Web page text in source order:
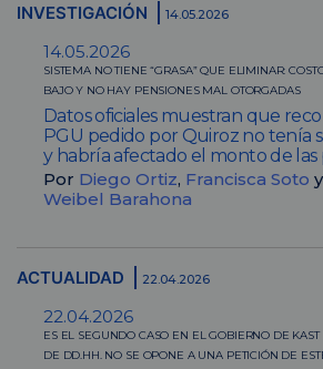
INVESTIGACIÓN 14.05.2026
14.05.2026
SISTEMA NO TIENE “GRASA” QUE ELIMINAR:
BAJO Y NO HAY PENSIONES MAL OTORGADAS
Datos oficiales muestran que
PGU pedido por Quiroz no tenía
y habría afectado el monto de las
Por Diego Ortiz, Francisca Soto y
Weibel Barahona
ACTUALIDAD 22.04.2026
22.04.2026
ES EL SEGUNDO CASO EN EL GOBIERNO DE
DE DD.HH. NO SE OPONE A UNA PETICIÓN DE